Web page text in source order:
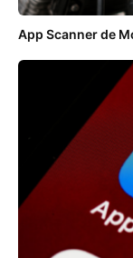
App Scanner de